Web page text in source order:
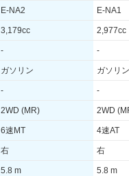
- -
- -
E-NA2 E-NA1
3,179cc 2,977cc
- -
ガソリン ガソリン
- -
2WD (MR) 2WD
6速MT 4速AT
右 右
5.8 m 5.8 m